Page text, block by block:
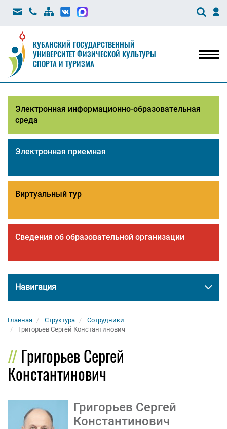
КУБАНСКИЙ ГОСУДАРСТВЕННЫЙ
УНИВЕРСИТЕТ ФИЗИЧЕСКОЙ КУЛЬТУРЫ
СПОРТА И ТУРИЗМА
Электронная информационно-образовательная
среда
Электронная приемная
Виртуальный тур
Сведения об образовательной организации
Навигация
Главная Структура
Сотрудники
Григорьев Сергей Константинович
Григорьев Сергей
Константинович
Григорьев Сергей
Константинович